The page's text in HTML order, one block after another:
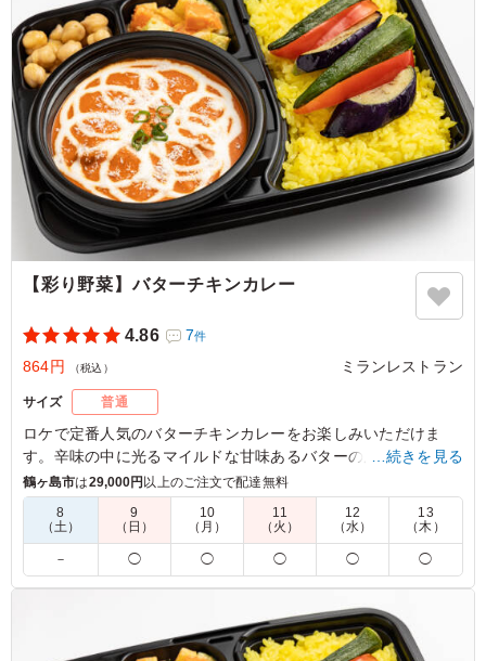
た。野菜がたくさん入っていたので特に女性に喜ばれまし
た。
ご利用シーン：－
埼玉県志木市柏町2026/07/02
【彩り野菜】バターチキンカレー
4.86 7件
864円 （税込） ミランレストラン
サイズ 普通
ロケで定番人気のバターチキンカレーをお楽しみいただけま
す。辛味の中に光るマイルドな甘味あるバターの風味、そして
スパイスの香りが絶妙に融合するおすすめの逸品です。
※ハラル対応弁当です。
5.0
甘いカレーで食べやすく美味しかったです。安定のバター
チキンカレーという感じでしたがお弁当には珍しいので喜
ばれました。何味のカレーなのか表に大きく書いてあるの
…続きを見る
鶴ヶ島市は29,000円 以上のご注文で配達無料
8
（土）
9
（日）
10
（月）
11
（火）
12
（水）
13
（木）
－ ◯ ◯ ◯ ◯ ◯